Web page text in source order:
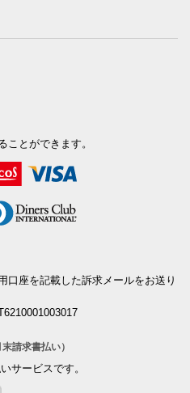
ことができます。
口座を記載した訴求メールをお送り
請求書払い）
サービスです。